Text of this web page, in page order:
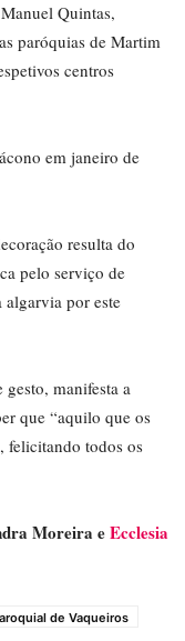
Quintas,
paróquias de Martim
centros
em janeiro de
resulta do
pelo serviço de
algarvia por este
manifesta a
que “aquilo que os
felicitando todos os
Moreira eEcclesia
de Vaqueiros